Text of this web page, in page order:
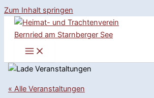
Zum Inhalt springen
« Alle Veranstaltungen